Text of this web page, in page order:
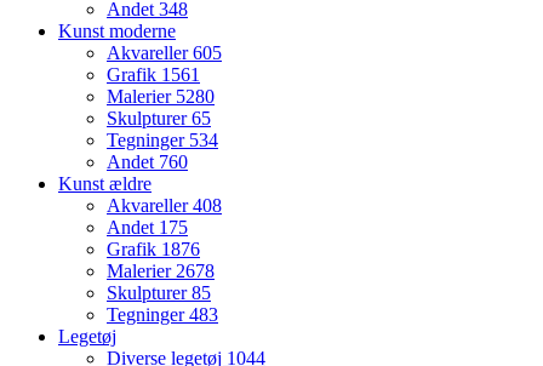
Andet 348
Kunst moderne
Akvareller605
Grafik 1561
Malerier 5280
Skulpturer65
Tegninger 534
Andet 760
Kunst ældre
Akvareller408
Andet 175
Grafik 1876
Malerier 2678
Skulpturer85
Tegninger483
Legetøj
Diverse legetøj 1044